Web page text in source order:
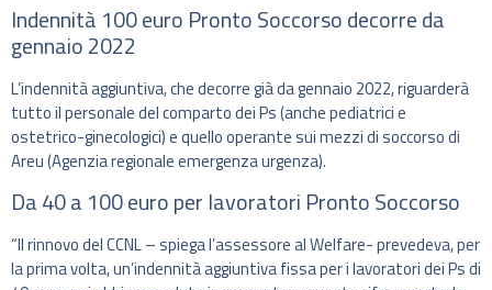
Indennità 100 euro Pronto Soccorso decorre da
gennaio 2022
L’indennità aggiuntiva, che decorre già da gennaio 2022, riguarderà
tutto il personale del comparto dei Ps (anche pediatrici e
ostetrico-ginecologici) e quello operante sui mezzi di soccorso di
Areu (Agenzia regionale emergenza urgenza).
Da 40 a 100 euro per lavoratori Pronto Soccorso
“Il rinnovo del CCNL – spiega l’assessore al Welfare- prevedeva, per
la prima volta, un’indennità aggiuntiva fissa per i lavoratori dei Ps di